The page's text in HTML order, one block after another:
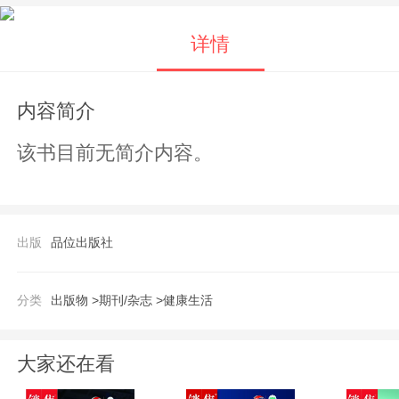
详情
内容简介
该书目前无简介内容。
出版 品位出版社
分类 出版物 >期刊/杂志 >健康生活
大家还在看